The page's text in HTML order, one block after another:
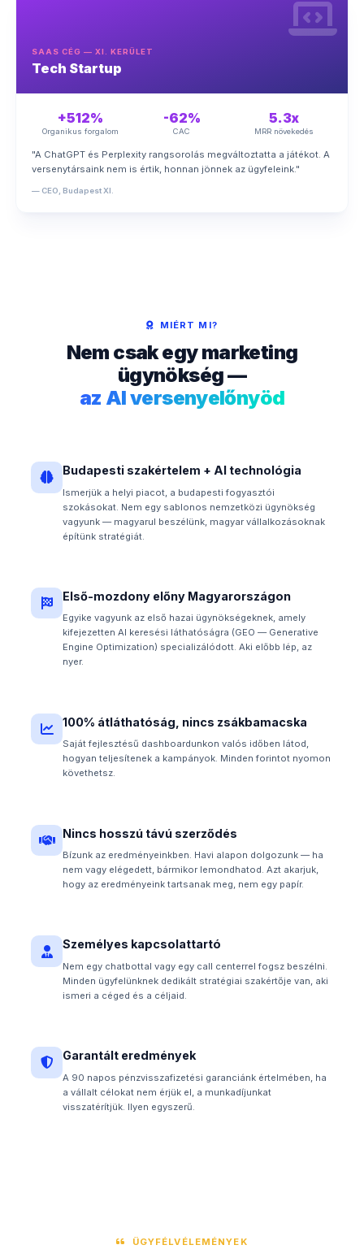
SAAS CÉG — XI. KERÜLET
Tech Startup
+512%
Organikus forgalom
-62%
CAC
5.3x
MRR növekedés
"A ChatGPT és Perplexity rangsorolás megváltoztatta a játékot. A
versenytársaink nem is értik, honnan jönnek az ügyfeleink."
— CEO, Budapest XI.
MIÉRT MI?
Nem csak egy marketing
ügynökség —
az AI versenyelőnyöd
Budapesti szakértelem + AI technológia
Ismerjük a helyi piacot, a budapesti fogyasztói
szokásokat. Nem egy sablonos nemzetközi ügynökség
vagyunk — magyarul beszélünk, magyar vállalkozásoknak
építünk stratégiát.
Első-mozdony előny Magyarországon
Egyike vagyunk az első hazai ügynökségeknek, amely
kifejezetten AI keresési láthatóságra (GEO — Generative
Engine Optimization) specializálódott. Aki előbb lép, az
nyer.
100% átláthatóság, nincs zsákbamacska
Saját fejlesztésű dashboardunkon valós időben látod,
hogyan teljesítenek a kampányok. Minden forintot nyomon
követhetsz.
Nincs hosszú távú szerződés
Bízunk az eredményeinkben. Havi alapon dolgozunk — ha
nem vagy elégedett, bármikor lemondhatod. Azt akarjuk,
hogy az eredményeink tartsanak meg, nem egy papír.
Személyes kapcsolattartó
Nem egy chatbottal vagy egy call centerrel fogsz beszélni.
Minden ügyfelünknek dedikált stratégiai szakértője van, aki
ismeri a céged és a céljaid.
Garantált eredmények
A 90 napos pénzvisszafizetési garanciánk értelmében, ha
a vállalt célokat nem érjük el, a munkadíjunkat
visszatérítjük. Ilyen egyszerű.
ÜGYFÉLVÉLEMÉNYEK